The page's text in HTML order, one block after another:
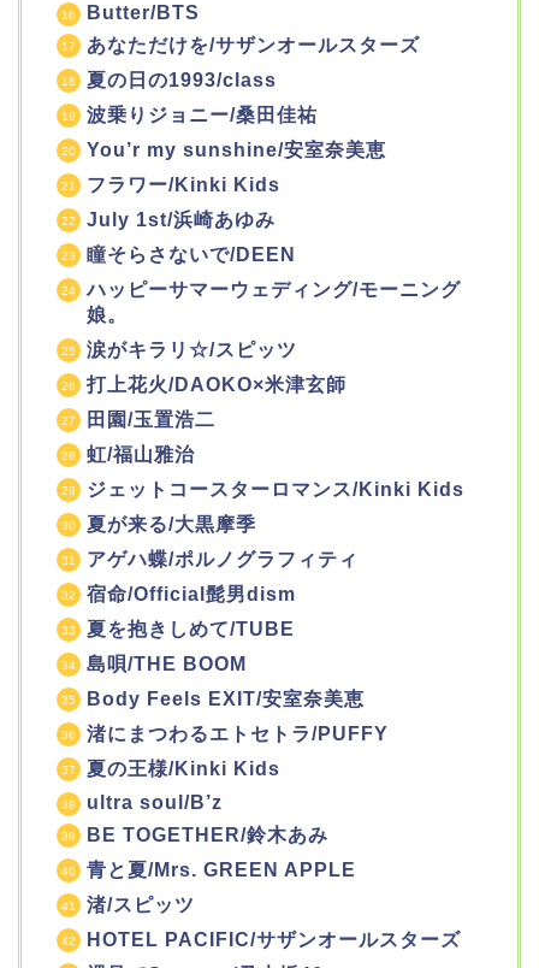
Butter/BTS
あなただけを/サザンオールスターズ
夏の日の1993/class
波乗りジョニー/桑田佳祐
You’r my sunshine/安室奈美恵
フラワー/Kinki Kids
July 1st/浜崎あゆみ
瞳そらさないで/DEEN
ハッピーサマーウェディング/モーニング
娘。
涙がキラリ☆/スピッツ
打上花火/DAOKO×米津玄師
田園/玉置浩二
虹/福山雅治
ジェットコースターロマンス/Kinki Kids
夏が来る/大黒摩季
アゲハ蝶/ポルノグラフィティ
宿命/Official髭男dism
夏を抱きしめて/TUBE
島唄/THE BOOM
Body Feels EXIT/安室奈美恵
渚にまつわるエトセトラ/PUFFY
夏の王様/Kinki Kids
ultra soul/B’z
BE TOGETHER/鈴木あみ
青と夏/Mrs. GREEN APPLE
渚/スピッツ
HOTEL PACIFIC/サザンオールスターズ